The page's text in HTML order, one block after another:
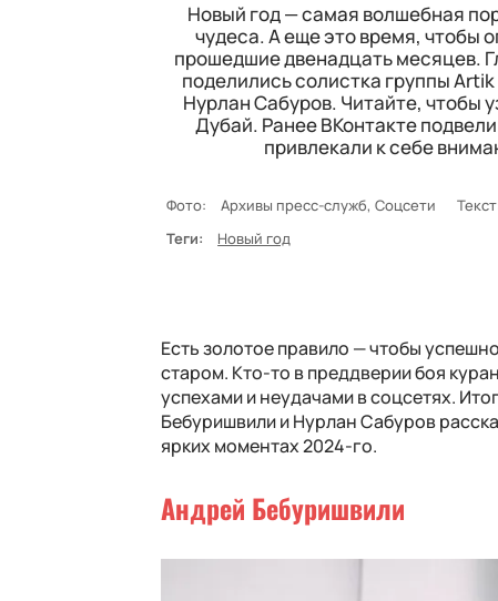
Новый год — самая волшебная
чудеса. А еще это время, чтобы
прошедшие двенадцать месяцев.
поделились солистка группы
Нурлан Сабуров. Читайте, чтобы
Дубай. Ранее ВКонтакте
привлекали к себе
Фото: Архивы пресс-служб, Соцсети
Теги:
Новый год
Есть золотое правило — чтобы
старом. Кто-то в преддверии боя
успехами и неудачами в соцсетях.
Бебуришвили и Нурлан Сабуров
ярких моментах 2024-го.
Андрей Бебуришвили